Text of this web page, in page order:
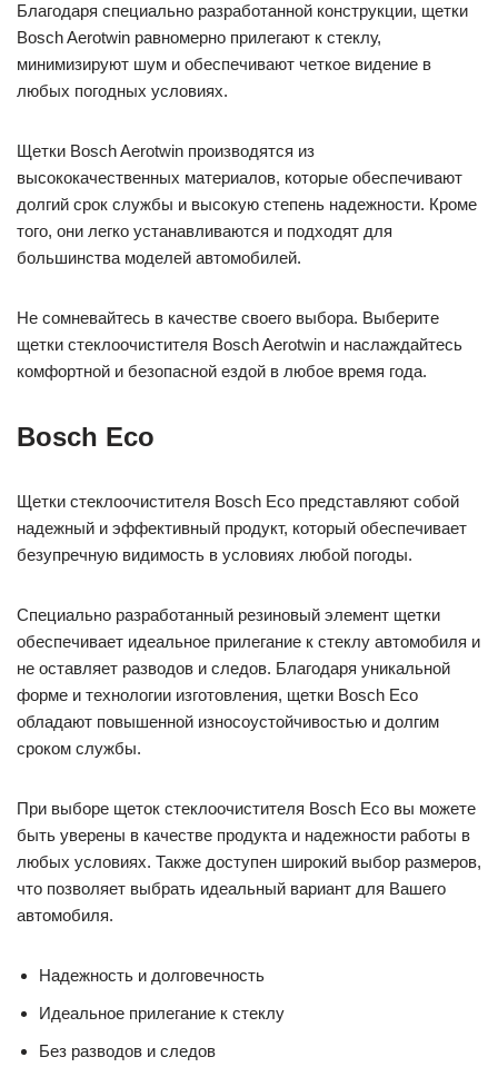
Благодаря специально разработанной конструкции, щетки
Bosch Aerotwin равномерно прилегают к стеклу,
минимизируют шум и обеспечивают четкое видение в
любых погодных условиях.
Щетки Bosch Aerotwin производятся из
высококачественных материалов, которые обеспечивают
долгий срок службы и высокую степень надежности. Кроме
того, они легко устанавливаются и подходят для
большинства моделей автомобилей.
Не сомневайтесь в качестве своего выбора. Выберите
щетки стеклоочистителя Bosch Aerotwin и наслаждайтесь
комфортной и безопасной ездой в любое время года.
Bosch Eco
Щетки стеклоочистителя Bosch Eco представляют собой
надежный и эффективный продукт, который обеспечивает
безупречную видимость в условиях любой погоды.
Специально разработанный резиновый элемент щетки
обеспечивает идеальное прилегание к стеклу автомобиля и
не оставляет разводов и следов. Благодаря уникальной
форме и технологии изготовления, щетки Bosch Eco
обладают повышенной износоустойчивостью и долгим
сроком службы.
При выборе щеток стеклоочистителя Bosch Eco вы можете
быть уверены в качестве продукта и надежности работы в
любых условиях. Также доступен широкий выбор размеров,
что позволяет выбрать идеальный вариант для Вашего
автомобиля.
Надежность и долговечность
Идеальное прилегание к стеклу
Без разводов и следов